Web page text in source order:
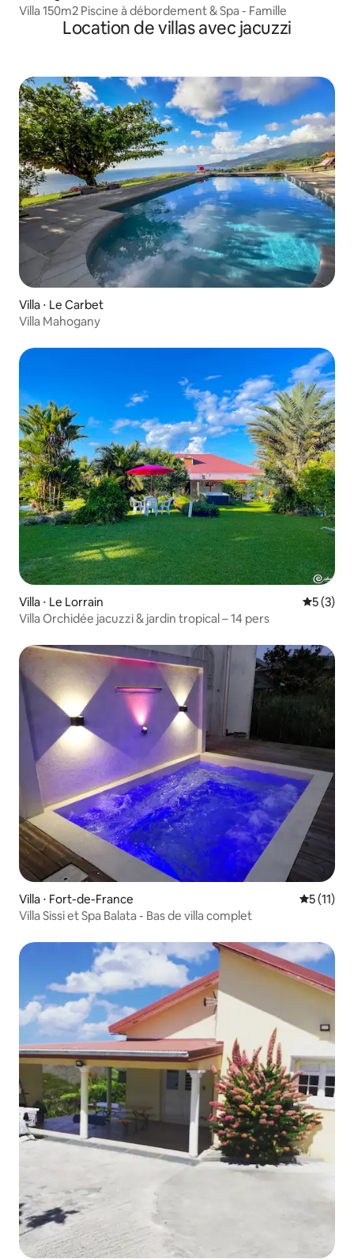
Villa 150m2 Piscine à débordement & Spa - Famille
Location de villas avec jacuzzi
Villa ⋅ Le Carbet
Villa Mahogany
Villa ⋅ Le Lorrain
5 (3)
Villa Orchidée jacuzzi & jardin tropical – 14 pers
Villa ⋅ Fort-de-France
5 (11)
Villa Sissi et Spa Balata - Bas de villa complet